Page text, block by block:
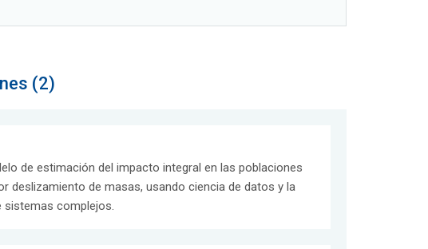
(2)
de estimación del impacto integral en las poblaciones
deslizamiento de masas, usando ciencia de datos y la
sistemas complejos.